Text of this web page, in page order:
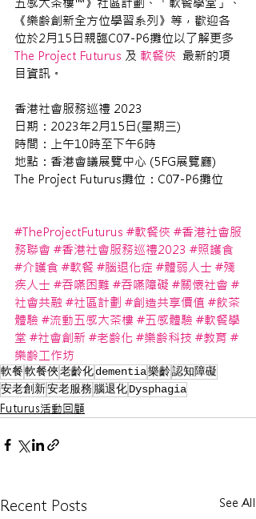
《樂齡創新全方位學習系列》等，歡迎各
位於2月15日親臨C07-P6攤位以了解更多
The Project Futurus 及 軟餐俠
  最新的項
目資訊。
香港社會服務巡禮 2023
日期：2023年2月15日(星期三)
時間：上午10時至下午6時
地點：香港會議展覽中心 (5FG展覽廳)
The Project Futurus攤位：C07-P6攤位
#TheProjectFuturus #軟餐俠 #香港社會服
務聯會 #香港社會服務巡禮2023 #照護食
#介護食 #軟餐 #腦退化症 #體弱人士 #殘
疾人士 #吞嚥困難 #吞嚥障礙 #關懷社會 #
社會共融 #社區計劃 #創造共享價值 #飲茶
體驗 #流動五感大茶樓 #五感體驗 #軟餐學
堂 #社會創新 #老齡化 #樂齡科技 #教育 #
樂齡工作坊
軟餐軟餐俠老齡化dementia樂齡認知障礙
安老創新安老服務 腦退化Dysphagia
Futurus活動回顧
Recent Posts See All